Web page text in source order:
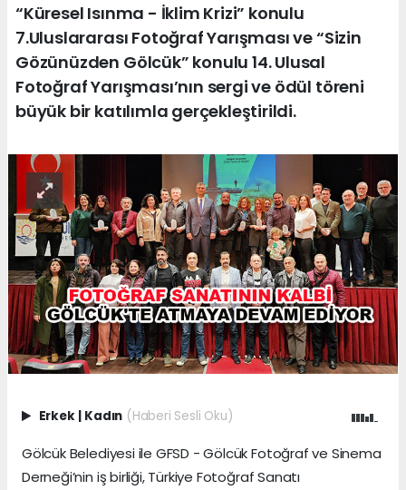
“Küresel Isınma - İklim Krizi” konulu
7.Uluslararası Fotoğraf Yarışması ve “Sizin
Gözünüzden Gölcük” konulu 14. Ulusal
Fotoğraf Yarışması’nın sergi ve ödül töreni
büyük bir katılımla gerçekleştirildi.
Erkek | Kadın (Haberi Sesli Oku)
Gölcük Belediyesi ile GFSD - Gölcük Fotoğraf ve Sinema
Derneği’nin iş birliği, Türkiye Fotoğraf Sanatı